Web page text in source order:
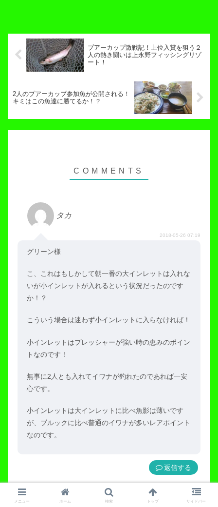
プアーカップ激戦記！上位入賞を狙う２
人の熱き闘いは上永野フィッシングリゾ
ート！
2人のプアーカップ参加魚が公開される！
キミはこの魚達に勝てるか！？
タカ
2018-05-26 07:19
グリーン様
こ、これはもしかして朝一番の大インレットは入れな
いが小インレットが入れるという状況だったのです
か！？
こういう場合は迷わず小インレットに入らなければ！
小インレットはプレッシャーが強い時の恵みのポイン
トなのです！
無事に2人とも入れてイワナが釣れたのであれば一安
心です。
小インレットは大インレットに比べ魚影は薄いです
が、ブルックに比べ普通のイワナが多いレアポイント
なのです。
返信
メニュー ホーム 検索 トップ サイドバー